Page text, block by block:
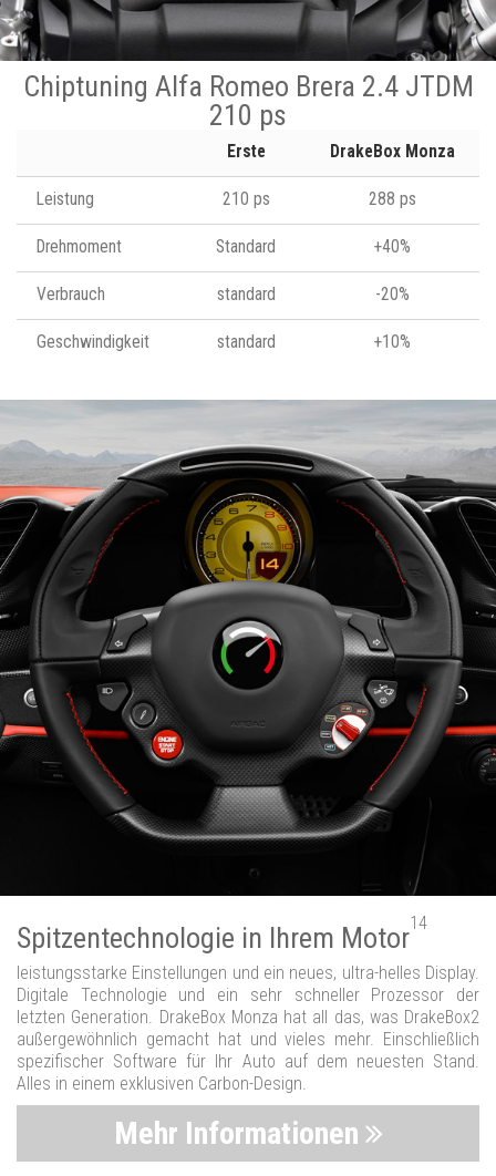
Chiptuning Alfa Romeo Brera 2.4 JTDM
210 ps
Erste DrakeBox Monza
Leistung 210 ps 288 ps
Drehmoment Standard +40%
Verbrauch standard -20%
Geschwindigkeit standard +10%
Spitzentechnologie in Ihrem Motor14
leistungsstarke Einstellungen und ein neues, ultra-helles Display.
Digitale Technologie und ein sehr schneller Prozessor der
letzten Generation. DrakeBox Monza hat all das, was DrakeBox2
außergewöhnlich gemacht hat und vieles mehr. Einschließlich
spezifischer Software für Ihr Auto auf dem neuesten Stand.
Alles in einem exklusiven Carbon-Design.
Mehr Informationen